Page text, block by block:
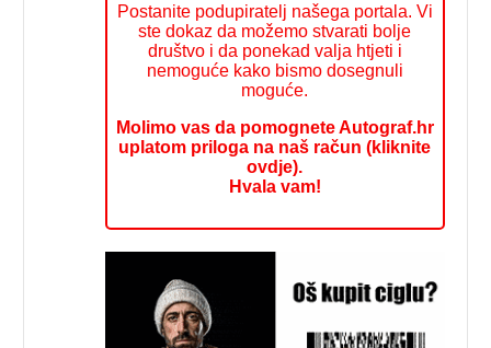
Postanite podupiratelj našega portala. Vi
ste dokaz da možemo stvarati bolje
društvo i da ponekad valja htjeti i
nemoguće kako bismo dosegnuli
moguće.
Molimo vas da pomognete Autograf.hr
uplatom priloga na naš račun (kliknite
ovdje).
Hvala vam!